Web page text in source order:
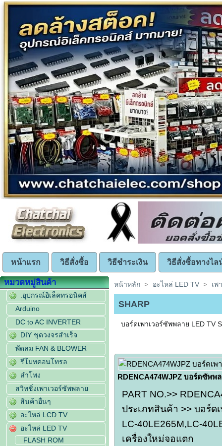
หน้าแรก วิธีสั่งซื้อ วิธีชำระเงิน วิธีสั่งซื้อทางไล
หมวดหมู่สินค้า
.อุปกรณ์อิเล็คทรอนิคส์
Arduino
DC to AC INVERTER
DIY ชุดวงจรสำเร็จ
พัดลม FAN & BLOWER
รีโมทคอนโทรล
ลำโพง
สวิทชิ่งเพาเวอร์ซัพพลาย
สินค้าอื่นๆ
อะไหล่ LCD TV
อะไหล่ LED TV
FLASH ROM
หน้าหลัก > อะไหล่ LED TV > เพ
SHARP
บอร์ดเพาเวอร์ซัพพลาย LED TV
RDENCA474WJPZ บอร์ดซัพพ
PART NO.>>
ประเภทสินค้า >> บอร์ด
LC-40LE265M,LC-
เครื่องใหม่จอแตก